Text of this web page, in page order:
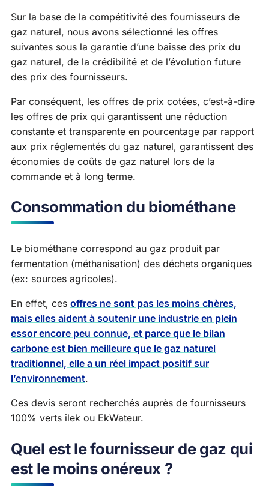
Sur la base de la compétitivité des fournisseurs de
gaz naturel, nous avons sélectionné les offres
suivantes sous la garantie d’une baisse des prix du
gaz naturel, de la crédibilité et de l’évolution future
des prix des fournisseurs.
Par conséquent, les offres de prix cotées, c’est-à-dire
les offres de prix qui garantissent une réduction
constante et transparente en pourcentage par rapport
aux prix réglementés du gaz naturel, garantissent des
économies de coûts de gaz naturel lors de la
commande et à long terme.
Consommation du biométhane
Le biométhane correspond au gaz produit par
fermentation (méthanisation) des déchets organiques
(ex: sources agricoles).
En effet, ces offres ne sont pas les moins chères,
mais elles aident à soutenir une industrie en plein
essor encore peu connue, et parce que le bilan
carbone est bien meilleure que le gaz naturel
traditionnel, elle a un réel impact positif sur
l’environnement.
Ces devis seront recherchés auprès de fournisseurs
100% verts ilek ou EkWateur.
Quel est le fournisseur de gaz qui
est le moins onéreux ?